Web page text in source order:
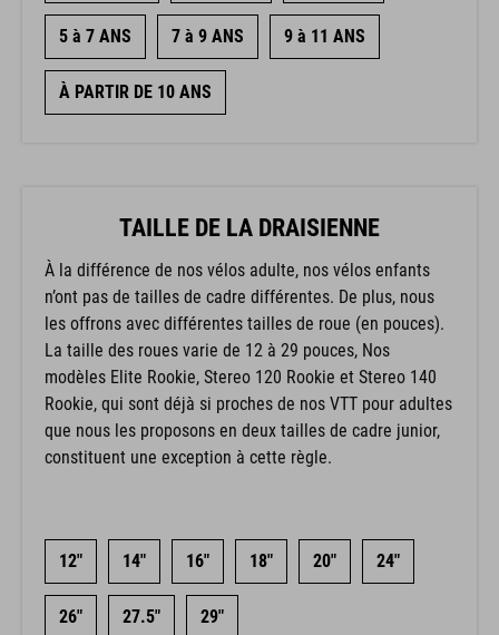
5 à 7 ANS 7 à 9 ANS 9 à 11 ANS
À PARTIR DE 10 ANS
TAILLE DE LA DRAISIENNE
À la différence de nos vélos adulte, nos vélos enfants
n’ont pas de tailles de cadre différentes. De plus, nous
les offrons avec différentes tailles de roue (en pouces).
La taille des roues varie de 12 à 29 pouces, Nos
modèles Elite Rookie, Stereo 120 Rookie et Stereo 140
Rookie, qui sont déjà si proches de nos VTT pour adultes
que nous les proposons en deux tailles de cadre junior,
constituent une exception à cette règle.
12" 14" 16" 18" 20" 24"
26" 27.5" 29"